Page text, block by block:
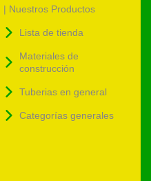
| Nuestros Productos
Lista de tienda
Materiales de
construcción
Tuberias en general
Categorías generales